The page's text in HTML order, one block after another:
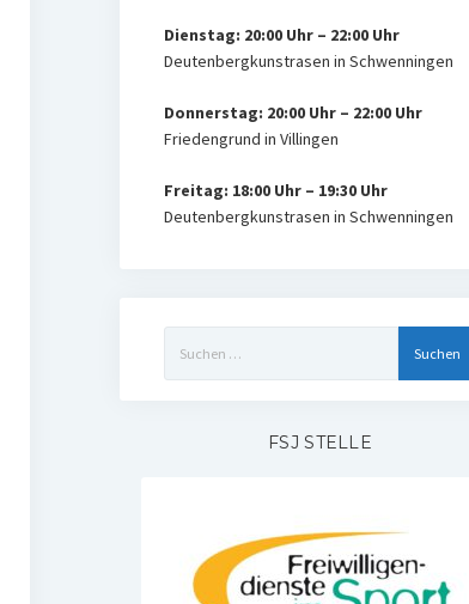
Dienstag: 20:00 Uhr – 22:00 Uhr
Deutenbergkunstrasen in Schwenningen
Donnerstag: 20:00 Uhr – 22:00 Uhr
Friedengrund in Villingen
Freitag: 18:00 Uhr – 19:30 Uhr
Deutenbergkunstrasen in Schwenningen
nach:
FSJ STELLE